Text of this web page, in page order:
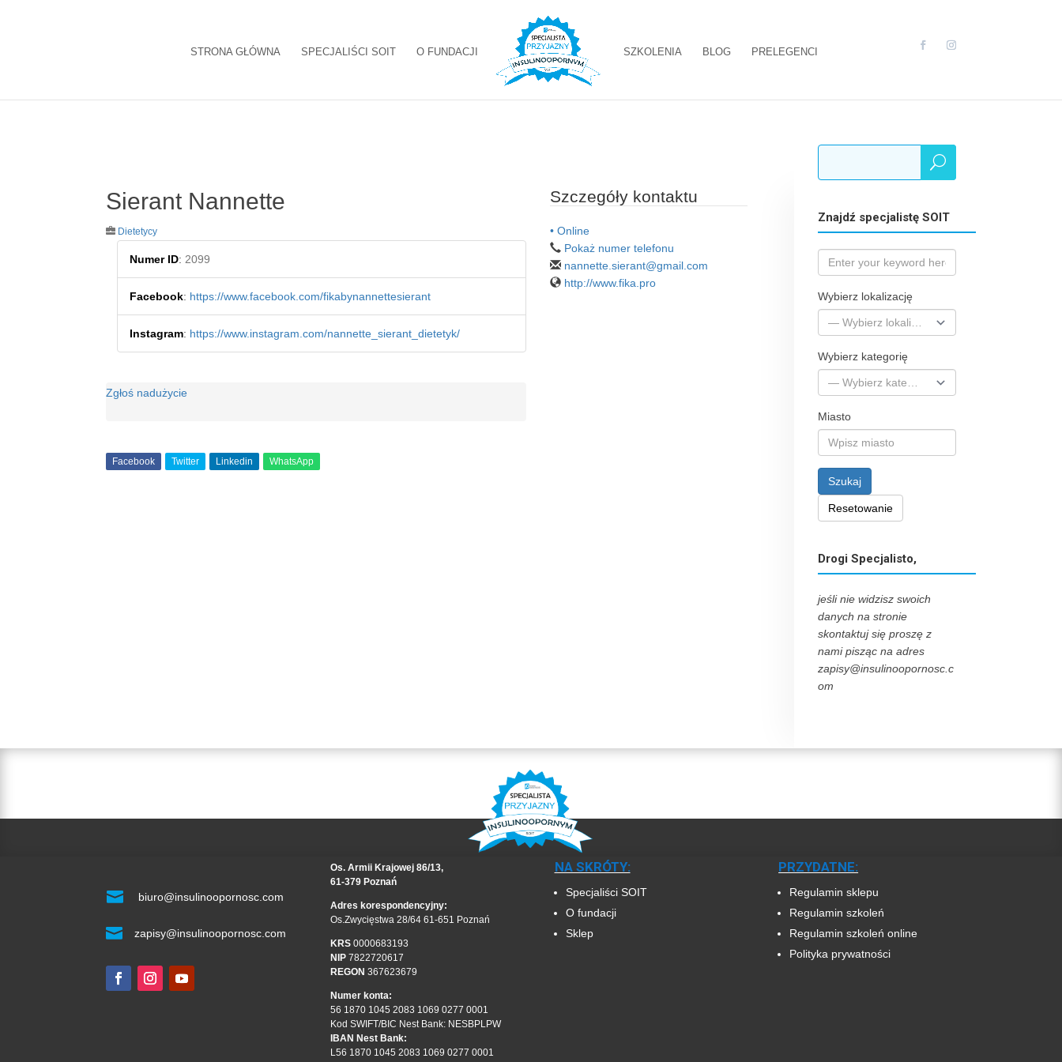
STRONA GŁÓWNA SPECJALIŚCI SOIT O FUNDACJI SZKOLENIA BLOG PRELEGENCI
Sierant Nannette
Dietetycy
Numer ID: 2099
Facebook: https://www.facebook.com/fikabynannettesierant
Instagram: https://www.instagram.com/nannette_sierant_dietetyk/
Zgłoś nadużycie
Szczegóły kontaktu
• Online
Pokaż numer telefonu
nannette.sierant@gmail.com
http://www.fika.pro
Facebook Twitter Linkedin WhatsApp
Znajdź specjalistę SOIT
Wybierz lokalizację
Wybierz kategorię
Miasto
Szukaj
Resetowanie
Drogi Specjalisto,
jeśli nie widzisz swoich
danych na stronie
skontaktuj się proszę z
nami pisząc na adres
zapisy@insulinoopornosc.c
om
 biuro@insulinoopornosc.com
 zapisy@insulinoopornosc.com
Os. Armii Krajowej 86/13,
61-379 Poznań
Adres korespondencyjny:
Os.Zwycięstwa 28/64 61-651 Poznań
KRS0000683193
NIP7822720617
REGON 367623679
Numer konta:
56 1870 1045 2083 1069 0277 0001
Kod SWIFT/BIC Nest Bank: NESBPLPW
IBAN Nest Bank:
L56 1870 1045 2083 1069 0277 0001
NA SKRÓTY:
Specjaliści SOIT
O fundacji
Sklep
PRZYDATNE:
Regulamin sklepu
Regulamin szkoleń
Regulamin szkoleń online
Polityka prywatności